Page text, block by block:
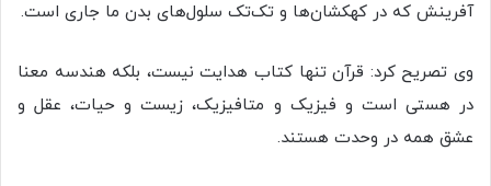
آفرینش که در کهکشان‌ها و تک‌تک سلول‌های بدن ما جاری است.
وی تصریح کرد: قرآن تنها کتاب هدایت نیست، بلکه هندسه معنا
در هستی است و فیزیک و متافیزیک، زیست و حیات، عقل و
عشق همه در وحدت هستند.